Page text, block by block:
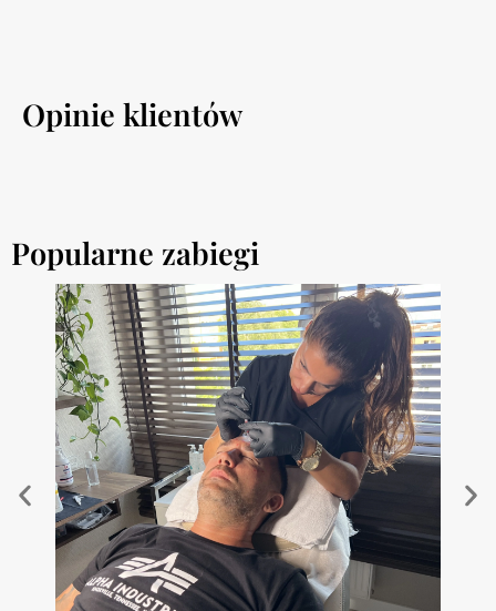
Opinie klientów
Popularne zabiegi